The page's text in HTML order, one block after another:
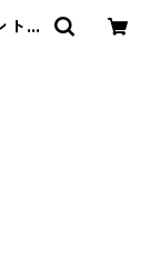
トト